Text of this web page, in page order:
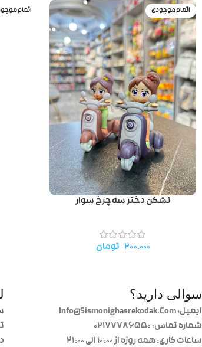
اتمام موجودی
نشکن دختر سه چرخ سوار
۲۰۰.۰۰۰ تومان
اتمام
سوالی دارید؟
ایمیل: Info@Sismonighasrekodak.Com
شماره تماس: 02177786550
ساعات کاری: همه روزه از ۱۰:۰۰ الی ۲۱:۰۰